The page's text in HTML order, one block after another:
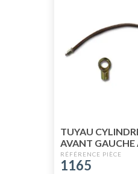
TUYAU
AVANT
07/64 JUSQU'EN
1165